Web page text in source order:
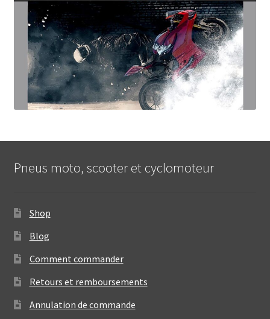
Pneus moto, scooter et cyclomoteur
Shop
Blog
Comment commander
Retours et remboursements
Annulation de commande